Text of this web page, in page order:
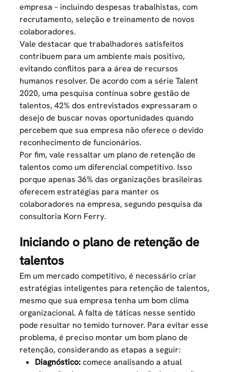
empresa – incluindo despesas trabalhistas, com
recrutamento, seleção e treinamento de novos
colaboradores.
Vale destacar que trabalhadores satisfeitos
contribuem para um ambiente mais positivo,
evitando conflitos para a área de recursos
humanos resolver. De acordo com a série Talent
2020, uma pesquisa contínua sobre gestão de
talentos, 42% dos entrevistados expressaram o
desejo de buscar novas oportunidades quando
percebem que sua empresa não oferece o devido
reconhecimento de funcionários.
Por fim, vale ressaltar um plano de retenção de
talentos como um diferencial competitivo. Isso
porque apenas 36% das organizações brasileiras
oferecem estratégias para manter os
colaboradores na empresa, segundo pesquisa da
consultoria Korn Ferry.
Iniciando o plano de retenção de
talentos
Em um mercado competitivo, é necessário criar
estratégias inteligentes para retenção de talentos,
mesmo que sua empresa tenha um bom clima
organizacional. A falta de táticas nesse sentido
pode resultar no temidoturnover. Para evitar esse
problema, é preciso montar um bom plano de
retenção, considerando as etapas a seguir:
Diagnóstico:comece analisando a atual